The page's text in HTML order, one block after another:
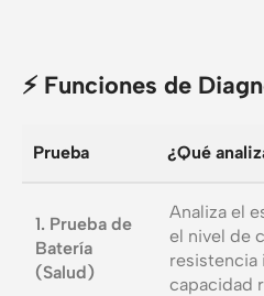
⚡ Funciones de
Prueba ¿Qué
1. Prueba de
Batería
(Salud)
Analiza el
el nivel de
capacidad